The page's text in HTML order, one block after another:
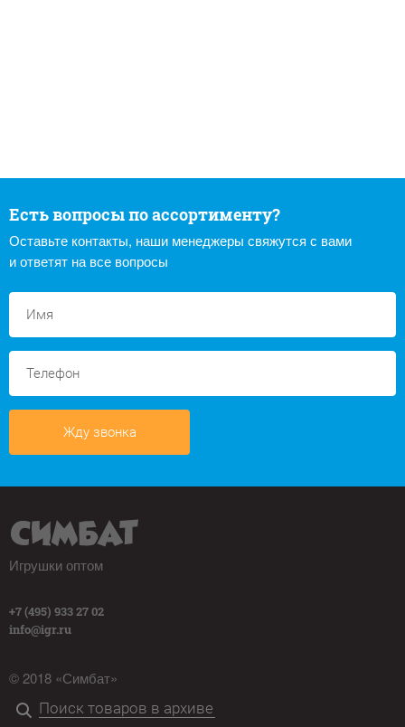
Есть вопросы по ассортименту?
Оставьте контакты, наши менеджеры свяжутся с вами
и ответят на все вопросы
Жду звонка
Игрушки оптом
+7 (495) 933 27 02
info@igr.ru
© 2018 «Симбат»